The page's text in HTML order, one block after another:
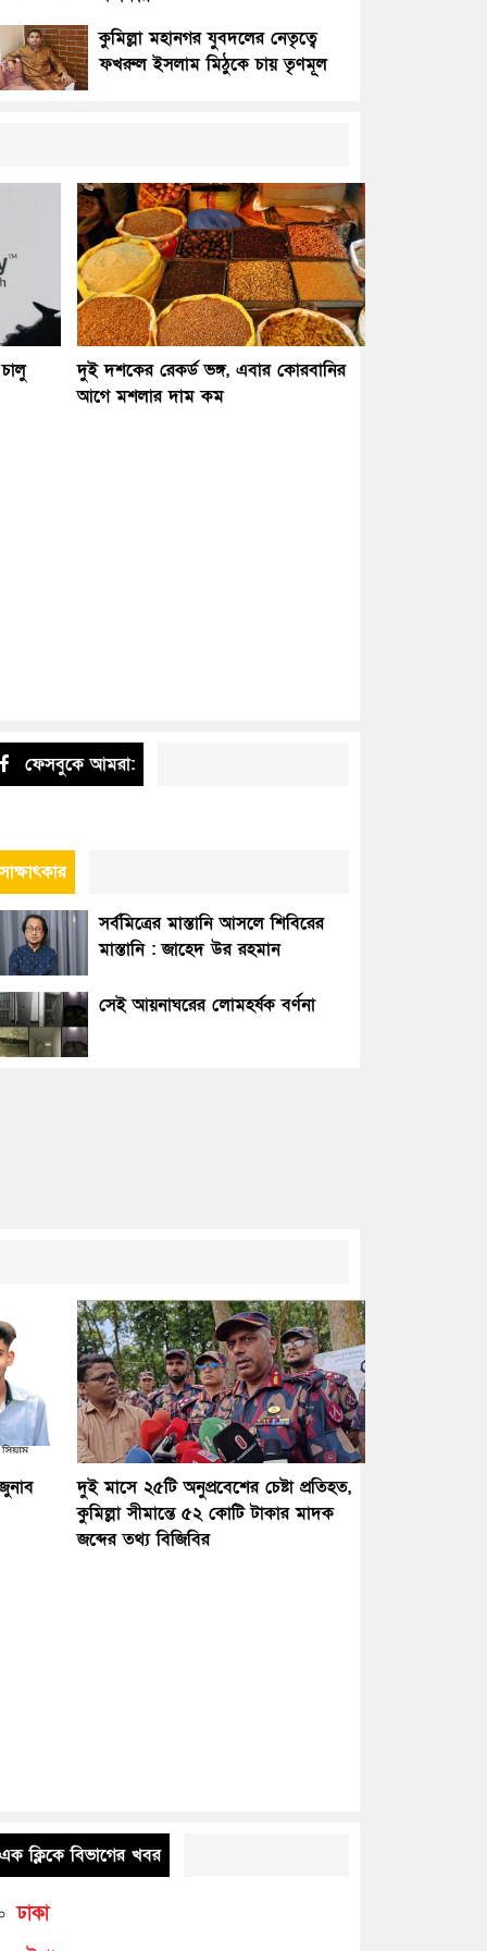
কুমিল্লা মহানগর যুবদলের নেতৃত্বে
ফখরুল ইসলাম মিঠুকে চায় তৃণমূল
দুই দশকের রেকর্ড ভঙ্গ, এবার কোরবানির
আগে মশলার দাম কম
ফেসবুকে আমরা:
সাক্ষাৎকার
সর্বমিত্রের মাস্তানি আসলে শিবিরের
মাস্তানি : জাহেদ উর রহমান
সেই আয়নাঘরের লোমহর্ষক বর্ণনা
দুই মাসে ২৫টি অনুপ্রবেশের চেষ্টা প্রতিহত,
কুমিল্লা সীমান্তে ৫২ কোটি টাকার মাদক
জব্দের তথ্য বিজিবির
এক ক্লিকে বিভাগের খবর
ঢাকা